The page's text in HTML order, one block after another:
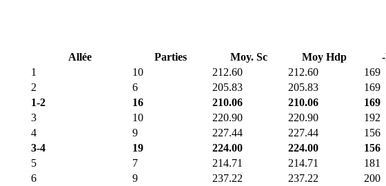
Allée
Parties Moy. Sc Moy Hdp
1
10 212.60 212.60 169
2
6 205.83 205.83 169
1-2
16 210.06 210.06 169
3
10 220.90 220.90 192
4
9 227.44 227.44 156
3-4
19 224.00 224.00 156
5
7 214.71 214.71 181
6
9 237.22 237.22 200